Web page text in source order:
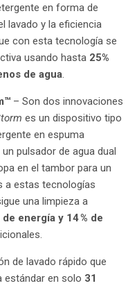
en forma de
lavado y la eficiencia
con esta tecnología se
usando hasta 25%
de agua.
– Son dos innovaciones
es un dispositivo tipo
en espuma
un pulsador de agua dual
en el tambor para un
a estas tecnologías
una limpieza a
energía y 14 % de
de lavado rápido que
estándar en solo 31